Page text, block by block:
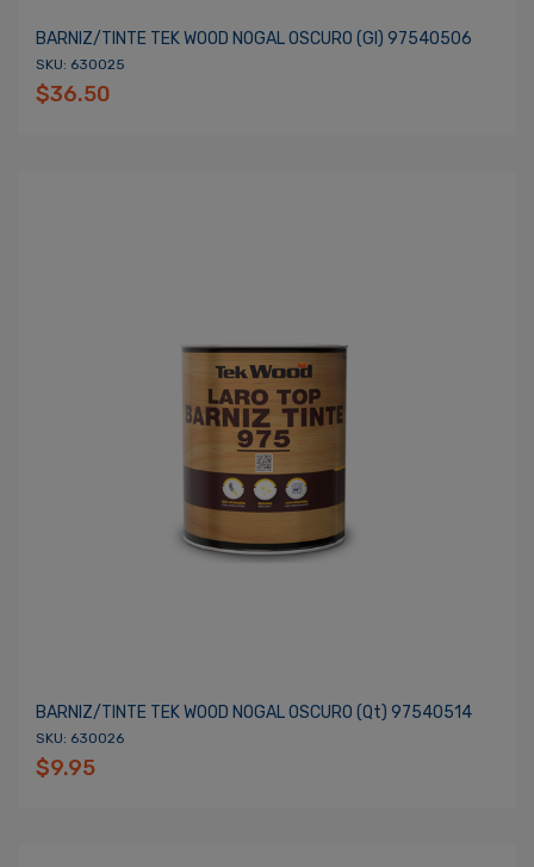
BARNIZ/TINTE TEK WOOD NOGAL OSCURO (gl) 97540506
SKU: 630025
$36.50
BARNIZ/TINTE TEK WOOD NOGAL OSCURO (qt) 97540514
SKU: 630026
$9.95